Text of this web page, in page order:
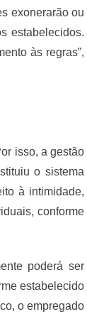
exonerarão ou
estabelecidos.
às regras”,
isso, a gestão
o sistema
à intimidade,
conforme
poderá ser
estabelecido
o empregado